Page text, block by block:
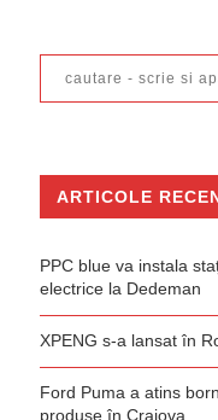
ARTICOLE
PPC blue va instala
electrice la Dedeman
XPENG s-a lansat în
Ford Puma a atins
produse în Craiova